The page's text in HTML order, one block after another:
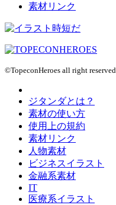
素材リンク
©TopeconHeroes all right reserved.
ジタンダとは？
素材の使い方
使用上の規約
素材リンク
人物素材
ビジネスイラスト
金融系素材
IT
医療系イラスト